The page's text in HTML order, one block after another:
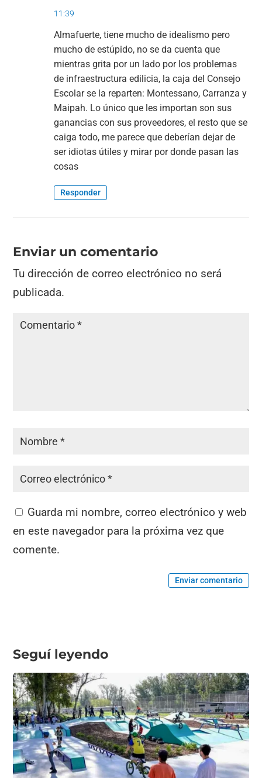
11:39
Almafuerte, tiene mucho de idealismo pero
mucho de estúpido, no se da cuenta que
mientras grita por un lado por los problemas
de infraestructura edilicia, la caja del Consejo
Escolar se la reparten: Montessano, Carranza y
Maipah. Lo único que les importan son sus
ganancias con sus proveedores, el resto que se
caiga todo, me parece que deberían dejar de
ser idiotas útiles y mirar por donde pasan las
cosas
Responder
Enviar un comentario
Tu dirección de correo electrónico no será
publicada.
Guarda mi nombre, correo electrónico y web
en este navegador para la próxima vez que
comente.
Enviar comentario
Seguí leyendo